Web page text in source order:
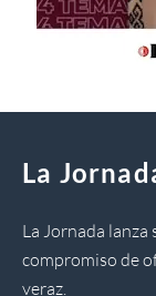
La
La Jornada
compromiso de
veraz.